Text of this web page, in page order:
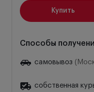
Купить
Способы
самовывоз
собственная